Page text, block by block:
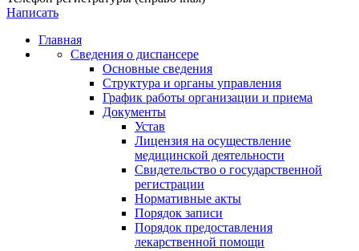
Написать
Главная
Сведения о диспансере
Основные сведения
Структура и органы управления
График работы организации и приема
Документы
Устав
Лицензия на осуществление
медицинской деятельности
Свидетельство о государственной
регистрации
Нормативные акты
Порядок записи
Порядок предоставления
лекарственной помощи